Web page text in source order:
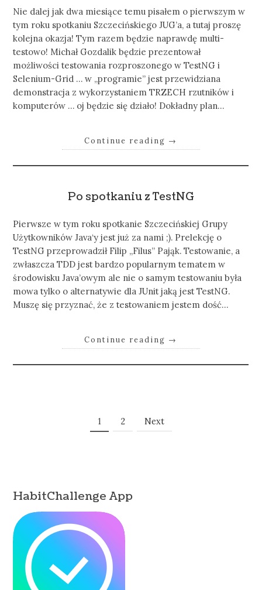
Nie dalej jak dwa miesiące temu pisałem o pierwszym w
tym roku spotkaniu Szczecińskiego JUG’a, a tutaj proszę
kolejna okazja! Tym razem będzie naprawdę multi-
testowo! Michał Gozdalik będzie prezentował
możliwości testowania rozproszonego w TestNG i
Selenium-Grid … w „programie” jest przewidziana
demonstracja z wykorzystaniem TRZECH rzutników i
komputerów … oj będzie się działo! Dokładny plan…
Continue reading →
Po spotkaniu z TestNG
Pierwsze w tym roku spotkanie Szczecińskiej Grupy
Użytkowników Java‘y jest już za nami ;). Prelekcję o
TestNG przeprowadził Filip „Filus” Pająk. Testowanie, a
zwłaszcza TDD jest bardzo popularnym tematem w
środowisku Java’owym ale nie o samym testowaniu była
mowa tylko o alternatywie dla JUnit jaką jest TestNG.
Muszę się przyznać, że z testowaniem jestem dość…
Continue reading →
Page
1 Page
2 Next
HabitChallenge App